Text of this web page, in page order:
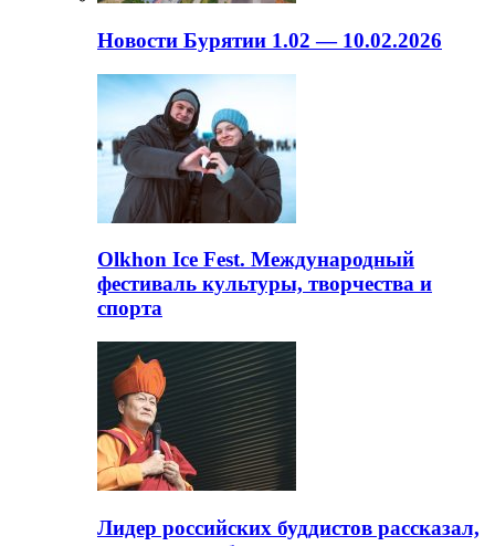
Новости Бурятии 1.02 — 10.02.2026
Olkhon Ice Fest. Международный
фестиваль культуры, творчества и
спорта
Лидер российских буддистов рассказал,